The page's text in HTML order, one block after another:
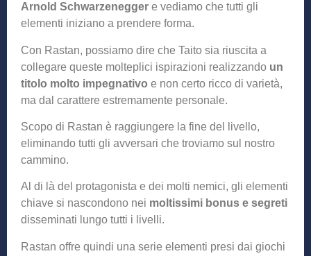
Arnold Schwarzenegger e vediamo che tutti gli
elementi iniziano a prendere forma.
Con Rastan, possiamo dire che Taito sia riuscita a
collegare queste molteplici ispirazioni realizzando un
titolo molto impegnativo e non certo ricco di varietà,
ma dal carattere estremamente personale.
Scopo di Rastan è raggiungere la fine del livello,
eliminando tutti gli avversari che troviamo sul nostro
cammino.
Al di là del protagonista e dei molti nemici, gli elementi
chiave si nascondono nei moltissimi bonus e segreti
disseminati lungo tutti i livelli.
Rastan offre quindi una serie elementi presi dai giochi